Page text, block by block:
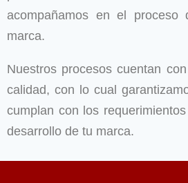
acompañamos en el proceso
marca.
Nuestros procesos cuentan
calidad, con lo cual
cumplan con los
desarrollo de tu marca.